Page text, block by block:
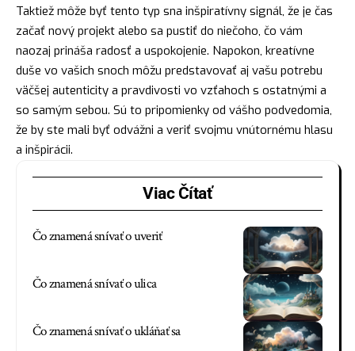
Taktiež môže byť tento typ sna inšpiratívny signál, že je čas
začať nový projekt alebo sa pustiť do niečoho, čo vám
naozaj prináša radosť a uspokojenie. Napokon, kreatívne
duše vo vašich snoch môžu predstavovať aj vašu potrebu
väčšej autenticity a pravdivosti vo vzťahoch s ostatnými a
so samým sebou. Sú to pripomienky od vášho podvedomia,
že by ste mali byť odvážni a veriť svojmu vnútornému hlasu
a inšpirácii.
Viac Čítať
Čo znamená snívať o uveriť
Čo znamená snívať o ulica
Čo znamená snívať o ukláňať sa